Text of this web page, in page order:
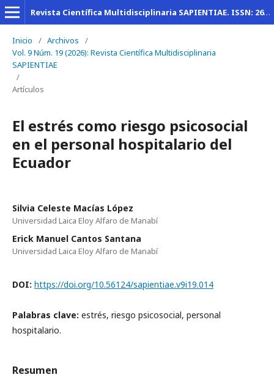
Revista Científica Multidisciplinaria SAPIENTIAE. ISSN: 2600-6030
Inicio / Archivos
/
Vol. 9 Núm. 19 (2026): Revista Científica Multidisciplinaria
SAPIENTIAE
/
Artículos
El estrés como riesgo psicosocial
en el personal hospitalario del
Ecuador
Silvia Celeste Macías López
Universidad Laica Eloy Alfaro de Manabí
Erick Manuel Cantos Santana
Universidad Laica Eloy Alfaro de Manabí
DOI: https://doi.org/10.56124/sapientiae.v9i19.014
Palabras clave: estrés, riesgo psicosocial, personal
hospitalario.
Resumen